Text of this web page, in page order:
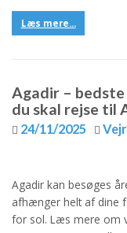
Læs mere...
Agadir –
du skal rejse til
24/11/2025
Agadir kan besøges
afhænger helt af dine
for sol. Læs mere om